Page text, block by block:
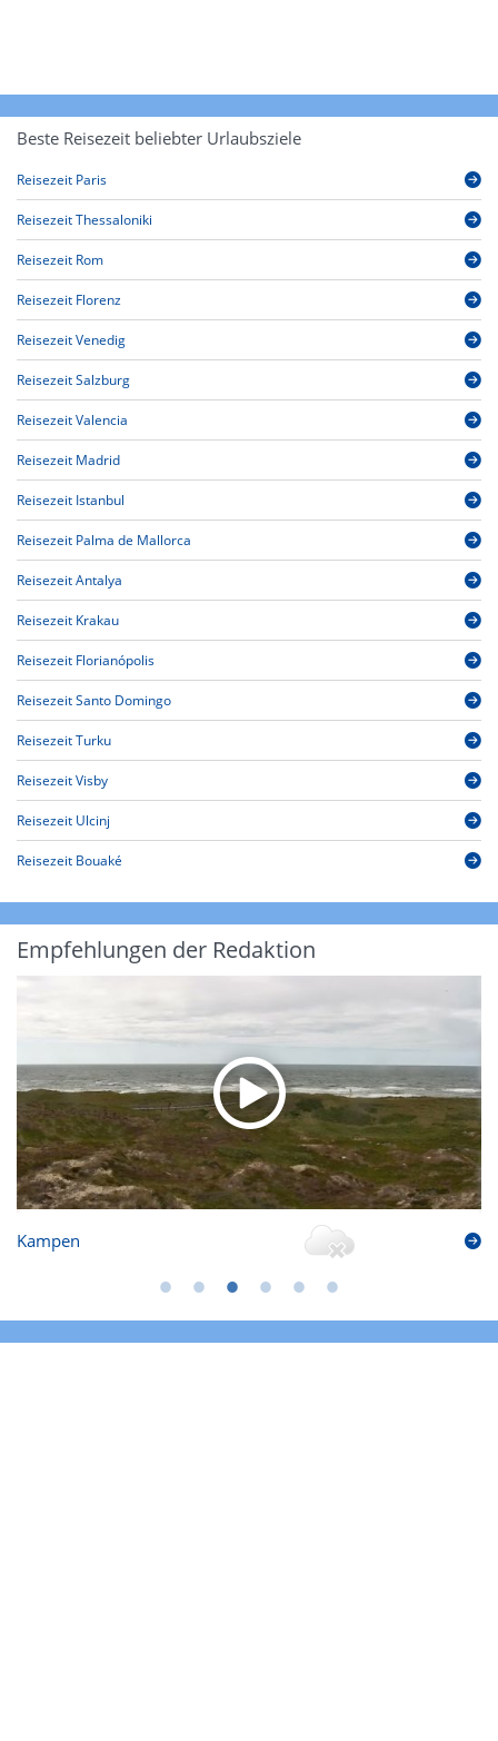
Beste Reisezeit beliebter Urlaubsziele
Reisezeit Paris
Reisezeit Thessaloniki
Reisezeit Rom
Reisezeit Florenz
Reisezeit Venedig
Reisezeit Salzburg
Reisezeit Valencia
Reisezeit Madrid
Reisezeit Istanbul
Reisezeit Palma de Mallorca
Reisezeit Antalya
Reisezeit Krakau
Reisezeit Florianópolis
Reisezeit Santo Domingo
Reisezeit Turku
Reisezeit Visby
Reisezeit Ulcinj
Reisezeit Bouaké
Empfehlungen der Redaktion
Kampen